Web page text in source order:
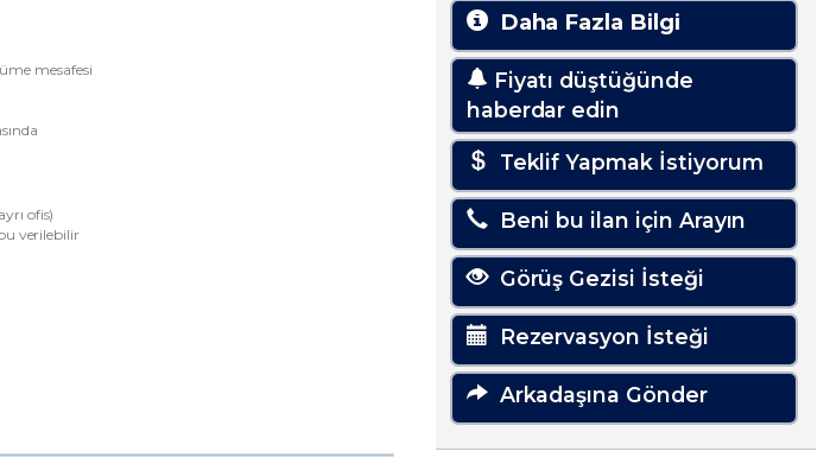
mesafesi
ofis)
verilebilir
Daha Fazla Bilgi
Fiyatı düştüğünde
haberdar edin
Teklif Yapmak İstiyorum
Beni bu ilan için Arayın
Görüş Gezisi İsteği
Rezervasyon İsteği
Arkadaşına Gönder